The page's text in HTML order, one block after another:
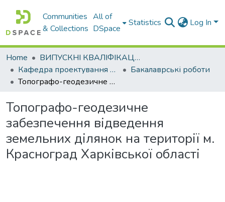
Communities
& Collections
All of
DSpace
Statistics Log In
Home
ВИПУСКНІ КВАЛІФІКАЦІЙНІ РОБОТИ
Кафедра проектування доріг, геодезії і землеустрою
Бакалаврські роботи
Топографо-геодезичне забезпечення відведення земельних ділянок на території м. Красноград Харківської області
Топографо-геодезичне
забезпечення відведення
земельних ділянок на території м.
Красноград Харківської області